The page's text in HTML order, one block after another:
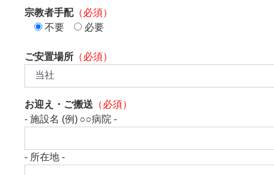
宗教者手配（必須）
不要
必要
ご安置場所 （必須）
お迎え・ご搬送 （必須）
- 施設名 (例) ○○病院 -
- 所在地 -